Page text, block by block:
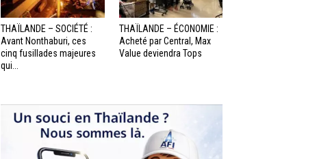
THAÏLANDE – SOCIÉTÉ :
Avant Nonthaburi, ces
cinq fusillades majeures
qui...
THAÏLANDE – ÉCONOMIE :
Acheté par Central, Max
Value deviendra Tops